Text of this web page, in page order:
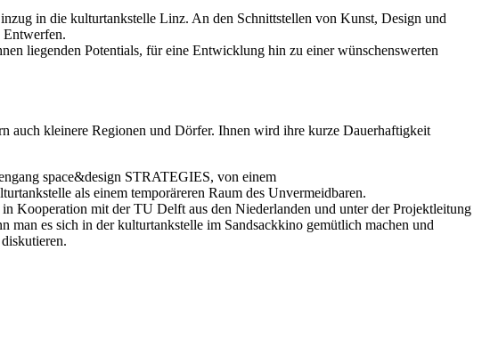
in die kulturtankstelle Linz. An den Schnittstellen von Kunst, Design und
Entwerfen.
liegenden Potentials, für eine Entwicklung hin zu einer wünschenswerten
auch kleinere Regionen und Dörfer. Ihnen wird ihre kurze Dauerhaftigkeit
space&design STRATEGIES, von einem
als einem temporäreren Raum des Unvermeidbaren.
Kooperation mit der TU Delft aus den Niederlanden und unter der Projektleitung
es sich in der kulturtankstelle im Sandsackkino gemütlich machen und